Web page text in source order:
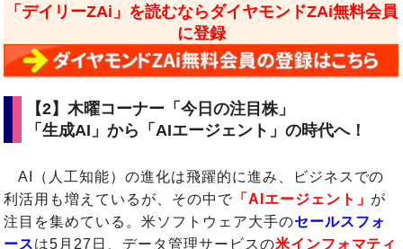
「デイリーZAi」を読むならダイヤモンドZAi無料会員
に登録
【2】木曜コーナー「今日の注目株」
「生成AI」から「AIエージェント」の時代へ！
AI（人工知能）の進化は飛躍的に進み、ビジネスでの
利活用も増えているが、その中で 「AIエージェント」 が
注目を集めている。米ソフトウェア大手のセールスフォ
ースは5月27日、データ管理サービスの米インフォマティ